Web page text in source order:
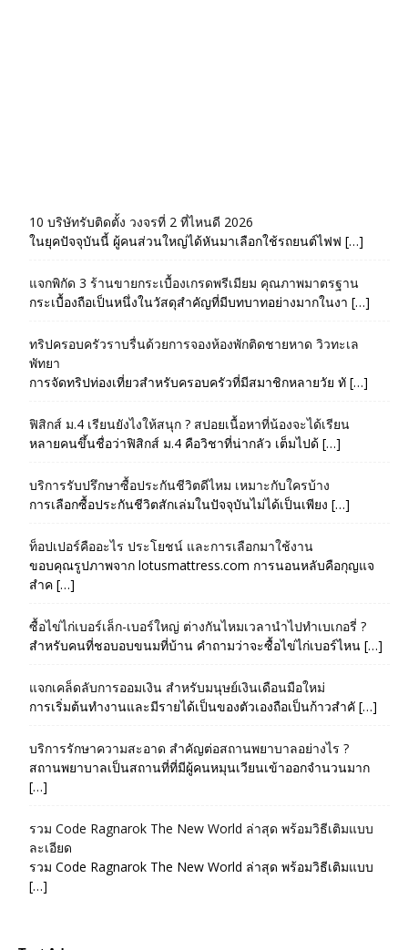
10 บริษัทรับติดตั้ง วงจรที่ 2 ที่ไหนดี 2026
ในยุคปัจจุบันนี้ ผู้คนส่วนใหญ่ได้หันมาเลือกใช้รถยนต์ไฟฟ […]
แจกพิกัด 3 ร้านขายกระเบื้องเกรดพรีเมียม คุณภาพมาตรฐาน
กระเบื้องถือเป็นหนึ่งในวัสดุสำคัญที่มีบทบาทอย่างมากในงา […]
ทริปครอบครัวราบรื่นด้วยการจองห้องพักติดชายหาด วิวทะเล
พัทยา
การจัดทริปท่องเที่ยวสำหรับครอบครัวที่มีสมาชิกหลายวัย ทั […]
ฟิสิกส์ ม.4 เรียนยังไงให้สนุก ? สปอยเนื้อหาที่น้องจะได้เรียน
หลายคนขึ้นชื่อว่าฟิสิกส์ ม.4 คือวิชาที่น่ากลัว เต็มไปด้ […]
บริการรับปรึกษาซื้อประกันชีวิตดีไหม เหมาะกับใครบ้าง
การเลือกซื้อประกันชีวิตสักเล่มในปัจจุบันไม่ได้เป็นเพียง […]
ท็อปเปอร์คืออะไร ประโยชน์ และการเลือกมาใช้งาน
ขอบคุณรูปภาพจาก lotusmattress.com การนอนหลับคือกุญแจ
สำค […]
ซื้อไข่ไก่เบอร์เล็ก-เบอร์ใหญ่ ต่างกันไหมเวลานำไปทำเบเกอรี่ ?
สำหรับคนที่ชอบอบขนมที่บ้าน คำถามว่าจะซื้อไข่ไก่เบอร์ไหน […]
แจกเคล็ดลับการออมเงิน สำหรับมนุษย์เงินเดือนมือใหม่
การเริ่มต้นทำงานและมีรายได้เป็นของตัวเองถือเป็นก้าวสำคั […]
บริการรักษาความสะอาด สำคัญต่อสถานพยาบาลอย่างไร ?
สถานพยาบาลเป็นสถานที่ที่มีผู้คนหมุนเวียนเข้าออกจำนวนมาก
[…]
รวม Code Ragnarok The New World ล่าสุด พร้อมวิธีเติมแบบ
ละเอียด
รวม Code Ragnarok The New World ล่าสุด พร้อมวิธีเติมแบบ
[…]